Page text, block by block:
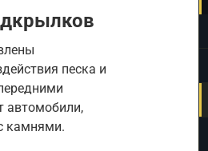
песка и
автомобили,
камнями.